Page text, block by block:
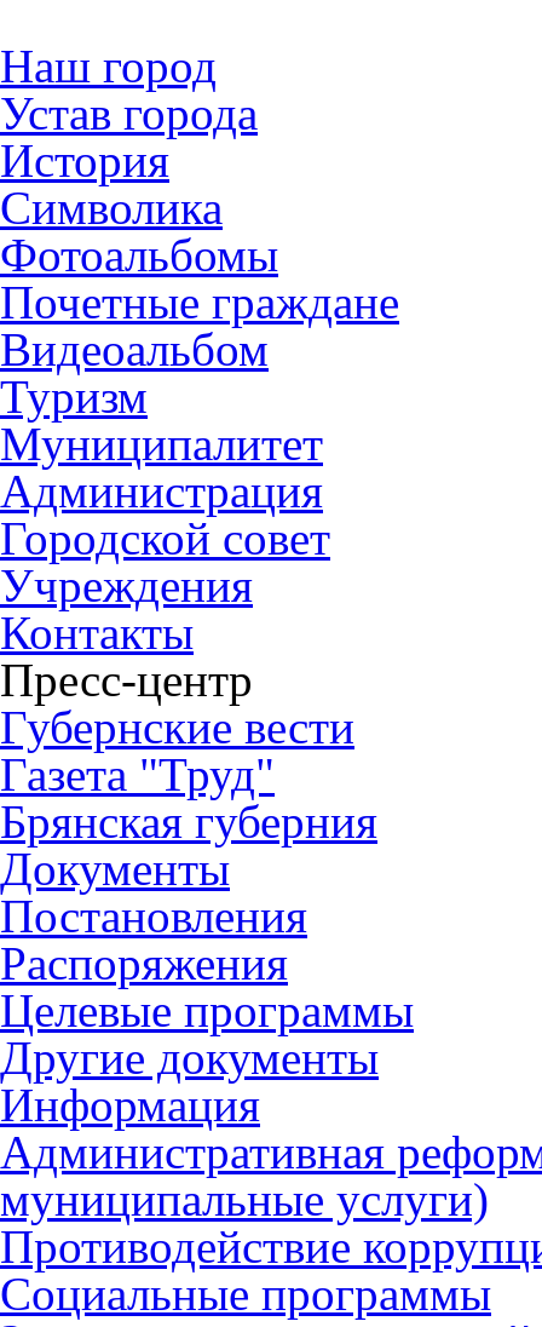
Наш город
Устав города
История
Символика
Фотоальбомы
Почетные граждане
Видеоальбом
Туризм
Муниципалитет
Администрация
Городской совет
Учреждения
Контакты
Пресс-центр
Губернские вести
Газета "Труд"
Брянская губерния
Документы
Постановления
Распоряжения
Целевые программы
Другие документы
Информация
Административная
муниципальные услуги)
Противодействие
Социальные программы